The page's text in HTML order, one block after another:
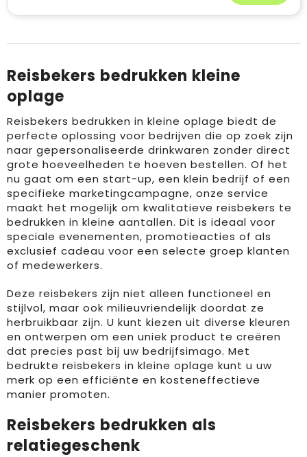
Reisbekers bedrukken kleine
oplage
Reisbekers bedrukken in kleine oplage biedt de
perfecte oplossing voor bedrijven die op zoek zijn
naar gepersonaliseerde drinkwaren zonder direct
grote hoeveelheden te hoeven bestellen. Of het
nu gaat om een start-up, een klein bedrijf of een
specifieke marketingcampagne, onze service
maakt het mogelijk om kwalitatieve reisbekers te
bedrukken in kleine aantallen. Dit is ideaal voor
speciale evenementen, promotieacties of als
exclusief cadeau voor een selecte groep klanten
of medewerkers.
Deze reisbekers zijn niet alleen functioneel en
stijlvol, maar ook milieuvriendelijk doordat ze
herbruikbaar zijn. U kunt kiezen uit diverse kleuren
en ontwerpen om een uniek product te creëren
dat precies past bij uw bedrijfsimago. Met
bedrukte reisbekers in kleine oplage kunt u uw
merk op een efficiënte en kosteneffectieve
manier promoten.
Reisbekers bedrukken als
relatiegeschenk